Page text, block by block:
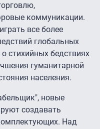
коммуникации.
все более
глобальных
стихийных бедствиях
гуманитарной
населения.
новые
создавать
Над